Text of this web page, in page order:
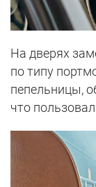
На дверях
по типу
пепельницы,
что